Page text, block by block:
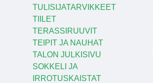
TULISIJATARVIKKEET
TIILET
TERASSIRUUVIT
TEIPIT JA NAUHAT
TALON JULKISIVU
SOKKELI JA
IRROTUSKAISTAT